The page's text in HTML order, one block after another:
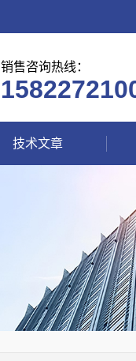
销售咨询热线：
技术文章